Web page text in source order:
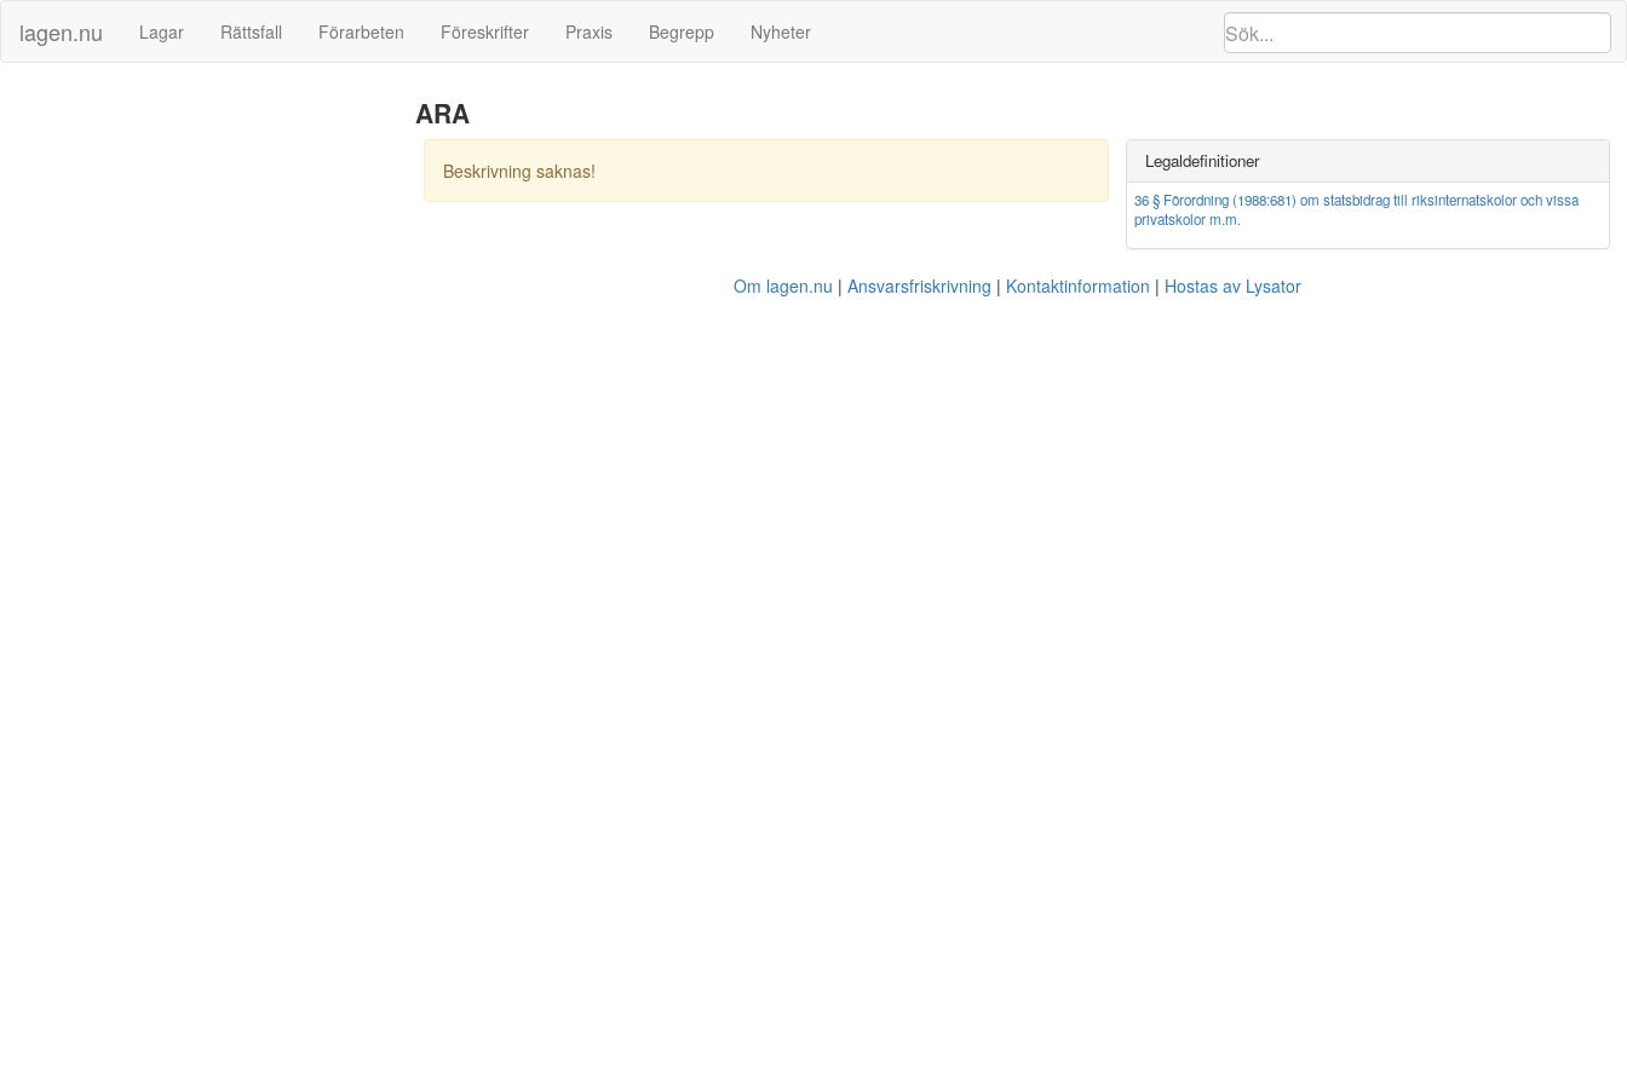
lagen.nu Lagar Rättsfall Förarbeten Föreskrifter Praxis Begrepp Nyheter
ARA
Beskrivning saknas! Legaldefinitioner
36 § Förordning (1988:681) om statsbidrag till riksinternatskolor och vissa
privatskolor m.m.
Om lagen.nu Ansvarsfriskrivning Kontaktinformation Hostas av Lysator